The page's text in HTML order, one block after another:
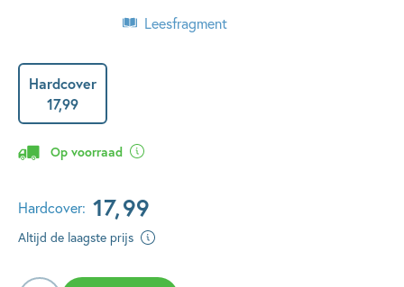
Leesfragment
Hardcover
17,99
Op voorraad
Hardcover: 17,99
Altijd de laagste prijs